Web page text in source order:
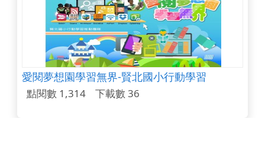
愛閱夢想園學習無界-賢北國小行動學習
點閱數 1,314 下載數 36